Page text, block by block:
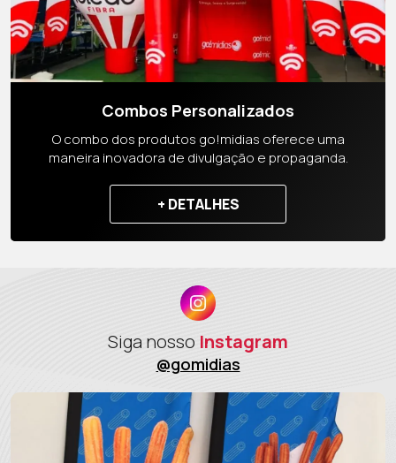
Combos Personalizados
O combo dos produtos go!midias oferece uma
maneira inovadora de divulgação e propaganda.
+ DETALHES
Siga nosso Instagram
@gomidias